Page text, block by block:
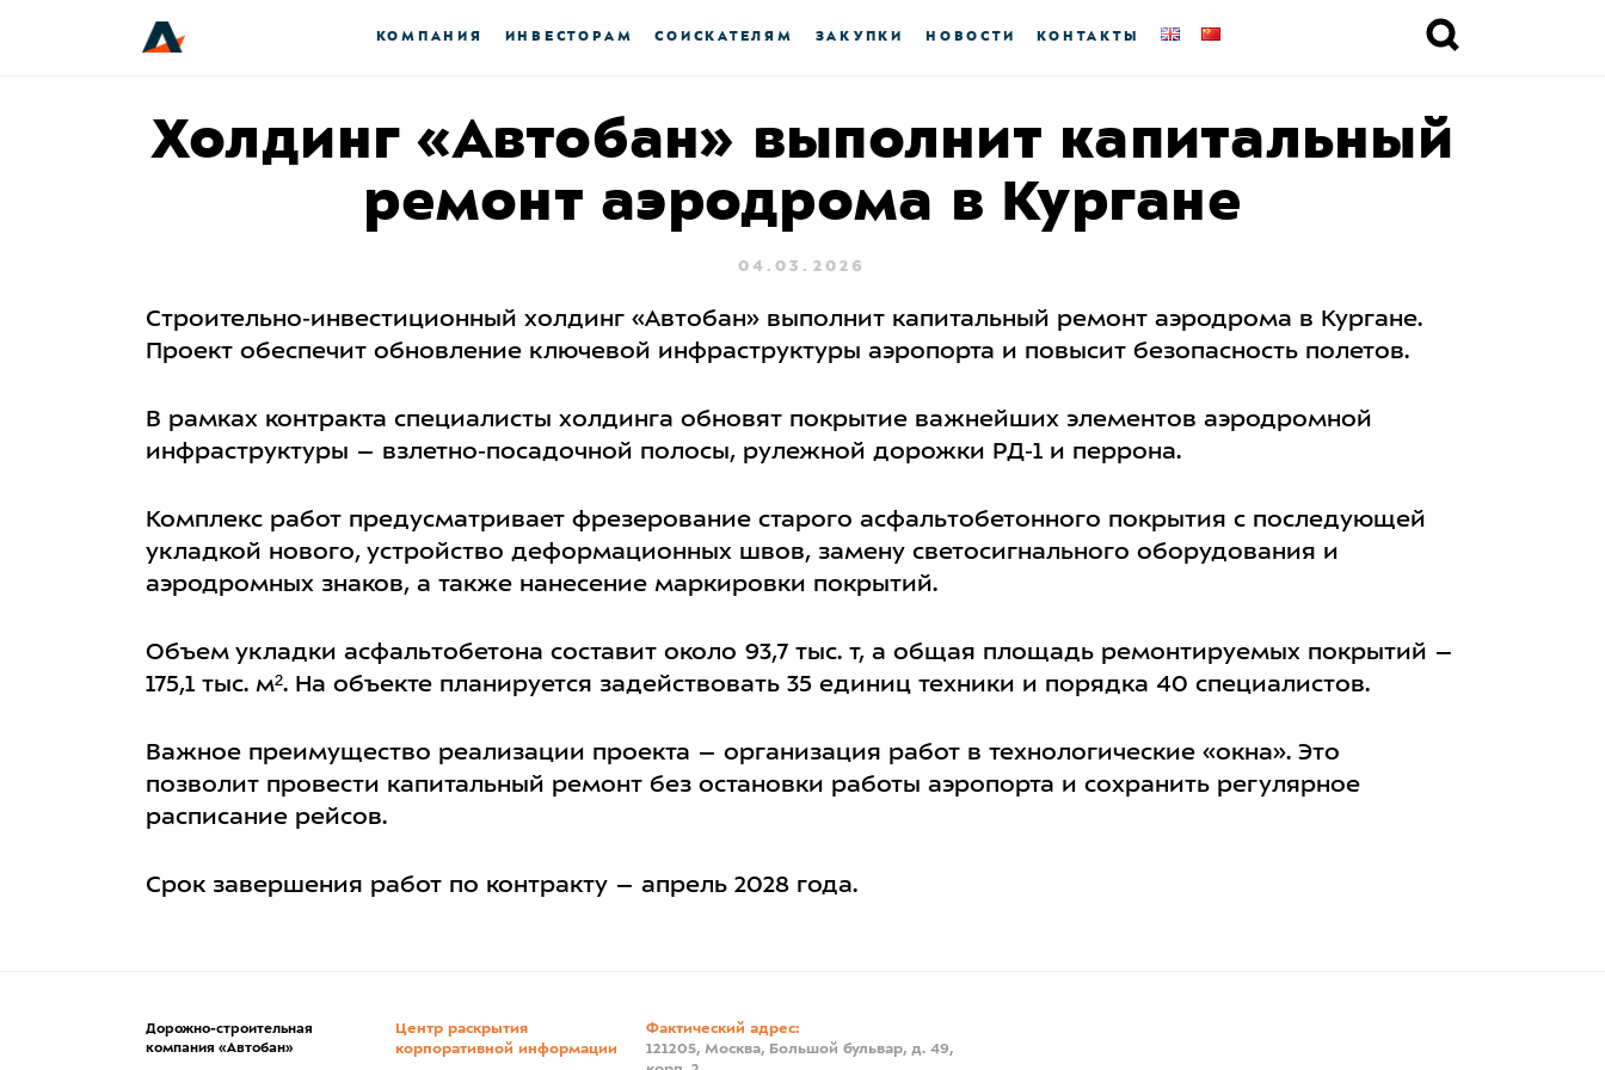
КОМПАНИЯ ИНВЕСТОРАМ СОИСКАТЕЛЯМ ЗАКУПКИ НОВОСТИ КОНТАКТЫ
Холдинг «Автобан» выполнит капитальный
ремонт аэродрома в Кургане
04.03.2026
Строительно‑инвестиционный холдинг «Автобан» выполнит капитальный ремонт аэродрома в Кургане.
Проект обеспечит обновление ключевой инфраструктуры аэропорта и повысит безопасность полетов.
В рамках контракта специалисты холдинга обновят покрытие важнейших элементов аэродромной
инфраструктуры – взлетно‑посадочной полосы, рулежной дорожки РД‑1 и перрона.
Комплекс работ предусматривает фрезерование старого асфальтобетонного покрытия с последующей
укладкой нового, устройство деформационных швов, замену светосигнального оборудования и
аэродромных знаков, а также нанесение маркировки покрытий.
Объем укладки асфальтобетона составит около 93,7 тыс. т, а общая площадь ремонтируемых покрытий –
175,1 тыс. м². На объекте планируется задействовать 35 единиц техники и порядка 40 специалистов.
Важное преимущество реализации проекта – организация работ в технологические «окна». Это
позволит провести капитальный ремонт без остановки работы аэропорта и сохранить регулярное
расписание рейсов.
Срок завершения работ по контракту – апрель 2028 года.
Дорожно-строительная
компания «Автобан»
Центр раскрытия
корпоративной информации
Фактический адрес:
121205, Москва, Большой бульвар, д. 49,